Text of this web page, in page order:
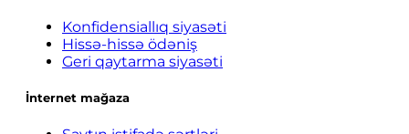
Konfidensiallıq siyasəti
Hissə-hissə ödəniş
Geri qaytarma siyasəti
İnternet mağaza